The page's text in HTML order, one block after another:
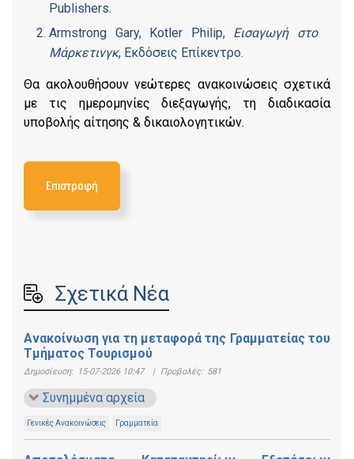
Publishers.
Armstrong Gary, Kotler Philip, Εισαγωγή στο
Μάρκετινγκ, Εκδόσεις Επίκεντρο.
Θα ακολουθήσουν νεώτερες ανακοινώσεις σχετικά
με τις ημερομηνίες διεξαγωγής, τη διαδικασία
υποβολής αίτησης & δικαιολογητικών.
Επιστροφή
Σχετικά Νέα
Ανακοίνωση για τη μεταφορά της Γραμματείας του
Τμήματος Τουρισμού
Δημοσίευση: 15-07-2026 10:47 | Προβολές: 581
Συνημμένα αρχεία
Γενικές Ανακοινώσεις Γραμματεία